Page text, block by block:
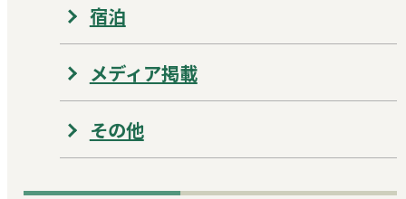
宿泊
メディア掲載
その他